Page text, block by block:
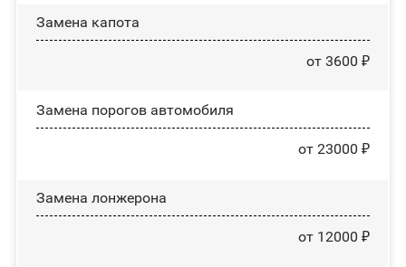
Замена капота
от 3600 ₽
Замена порогов автомобиля
от 23000 ₽
Замена лонжерона
от 12000 ₽